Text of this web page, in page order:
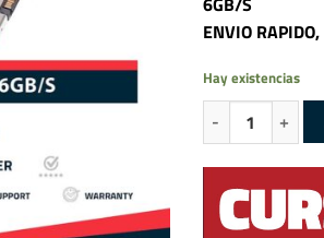
ENVIO
Hay existencias
SK HYNIX